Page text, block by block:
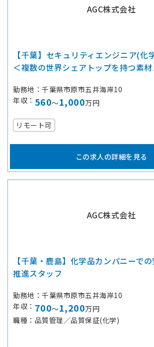
AGC株式会社
【千葉】セキュリティエンジニア(化
＜複数の世界シェアトップを持つ素
勤務地
千葉県市原市五井海岸10
年収
560～1,000万円
リモート可
この求人の詳細を見る
AGC株式会社
【千葉・鹿島】化学品カンパニーで
推進スタッフ
勤務地
千葉県市原市五井海岸10
年収
700～1,200万円
職種
品質管理／品質保証(化学)